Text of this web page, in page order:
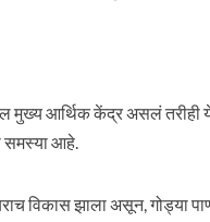
मुख्य आर्थिक केंद्र असलं तरीही
समस्या आहे.
विकास झाला असून, गोड्या